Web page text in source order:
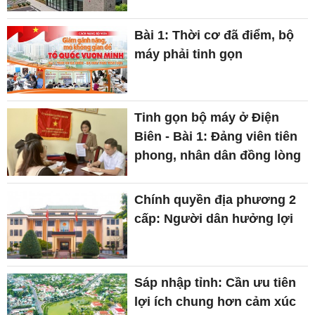
Bài 1: Thời cơ đã điểm, bộ
máy phải tinh gọn
Tinh gọn bộ máy ở Điện
Biên - Bài 1: Đảng viên tiên
phong, nhân dân đồng lòng
Chính quyền địa phương 2
cấp: Người dân hưởng lợi
Sáp nhập tỉnh: Cần ưu tiên
lợi ích chung hơn cảm xúc